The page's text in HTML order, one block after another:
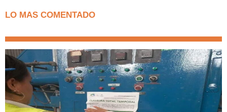
LO MAS COMENTADO